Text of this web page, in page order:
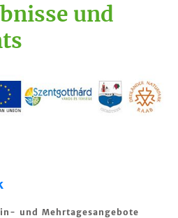
und
und Mehrtagesangebote